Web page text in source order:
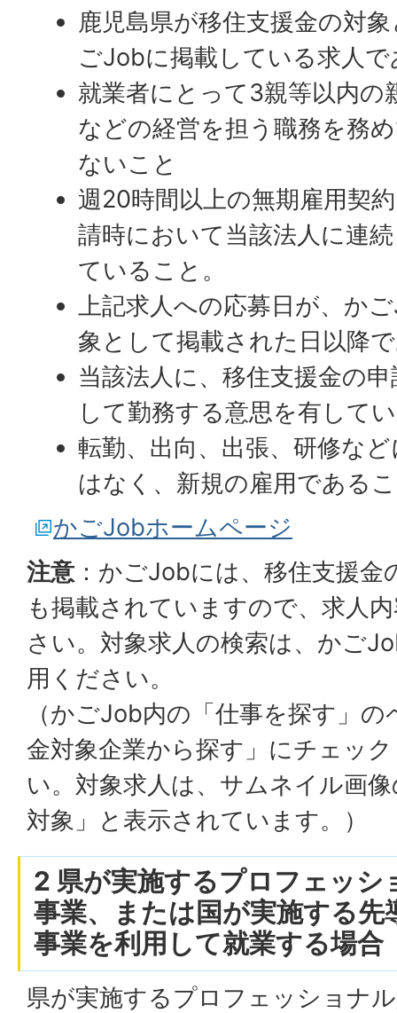
鹿児島県が移住支援金の対
ごJobに掲載している求人
就業者にとって3親等以内の
などの経営を担う職務を務
ないこと
週20時間以上の無期雇用契
請時において当該法人に連
ていること。
上記求人への応募日が、か
象として掲載された日以降
当該法人に、移住支援金の
して勤務する意思を有して
転勤、出向、出張、研修な
はなく、新規の雇用である
かごJobホームページ
注意 ：かごJobには、移住支援
も掲載されていますので、求人
さい。対象求人の検索は、かご
用ください。
（かごJob内の「仕事を探す」
金対象企業から探す」にチェッ
い。対象求人は、サムネイル画
対象」と表示されています。）
2 県が実施するプロフェッシ
事業、または国が実施する先
事業を利用して就業する場合
県が実施するプロフェッショナ